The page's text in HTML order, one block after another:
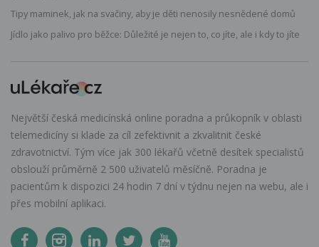
Tipy maminek, jak na svačiny, aby je děti nenosily nesnědené domů
Jídlo jako palivo pro běžce: Důležité je nejen to, co jíte, ale i kdy to jíte
Největší česká medicínská online poradna a průkopník v oblasti
telemedicíny si klade za cíl zefektivnit a zkvalitnit české
zdravotnictví. Tým více jak 300 lékařů včetně desítek specialistů
obslouží průměrně 2 500 uživatelů měsíčně. Poradna je
pacientům k dispozici 24 hodin 7 dní v týdnu nejen na webu, ale i
přes mobilní aplikaci.